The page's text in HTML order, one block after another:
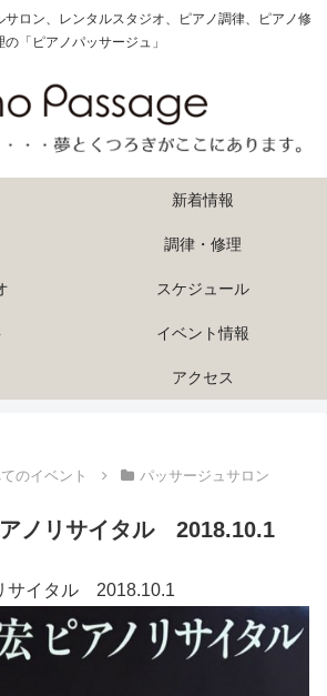
ロン、レンタルスタジオ、ピアノ調律、ピアノ修
の「ピアノパッサージュ」
新着情報
調律・修理
スケジュール
イベント情報
アクセス
のイベント パッサージュサロン
ノリサイタル 2018.10.1
サイタル 2018.10.1